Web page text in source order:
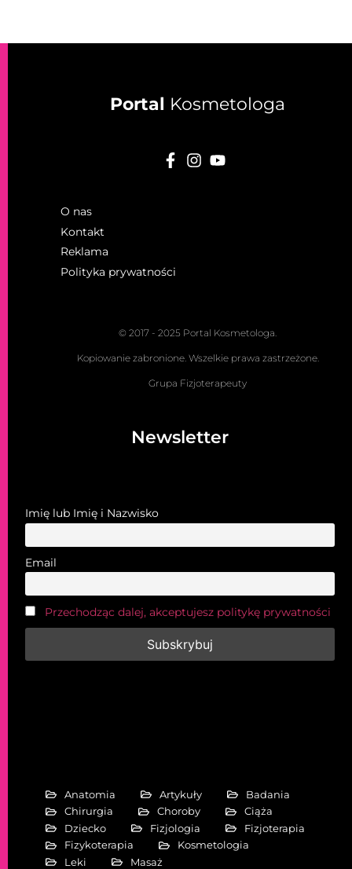
Portal Kosmetologa
O nas
Kontakt
Reklama
Polityka prywatności
© 2017 - 2025 Portal Kosmetologa.
Kopiowanie zabronione. Wszelkie prawa zastrzeżone.
Grupa Fizjoterapeuty
Newsletter
Imię lub Imię i Nazwisko
Email
Przechodząc dalej, akceptujesz politykę prywatności
Anatomia Artykuły
Badania
Chirurgia
Choroby
Ciąża
Dziecko
Fizjologia
Fizjoterapia
Fizykoterapia
Kosmetologia
Leki
Masaż